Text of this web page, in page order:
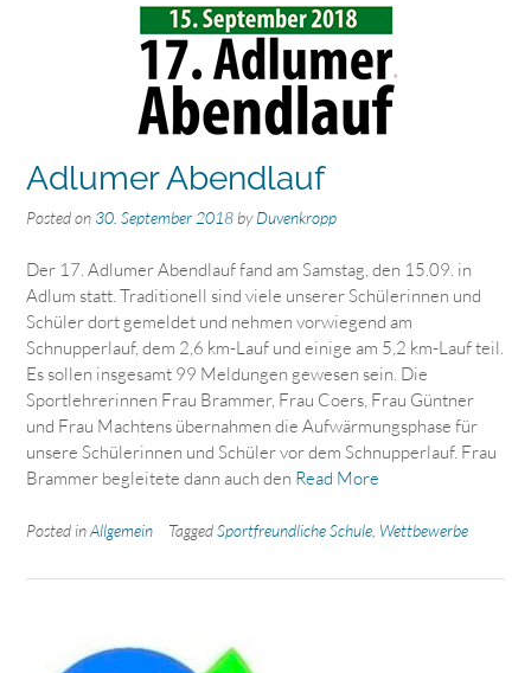
Adlumer Abendlauf
Posted on 30. September 2018 byDuvenkropp
Der 17. Adlumer Abendlauf fand am Samstag, den 15.09. in
Adlum statt. Traditionell sind viele unserer Schülerinnen und
Schüler dort gemeldet und nehmen vorwiegend am
Schnupperlauf, dem 2,6 km-Lauf und einige am 5,2 km-Lauf teil.
Es sollen insgesamt 99 Meldungen gewesen sein. Die
Sportlehrerinnen Frau Brammer, Frau Coers, Frau Güntner
und Frau Machtens übernahmen die Aufwärmungsphase für
unsere Schülerinnen und Schüler vor dem Schnupperlauf. Frau
Brammer begleitete dann auch den Read More
Posted inAllgemein TaggedSportfreundliche Schule Wettbewerbe